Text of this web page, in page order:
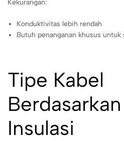
Kekurangan:
Konduktivitas lebih rendah
Butuh penanganan khusus untuk
Tipe Kabel
Insulasi